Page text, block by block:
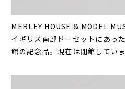
MERLEY HOUSE & MODEL
イギリス南部ドーセットにあっ
館の記念品。現在は閉館していま